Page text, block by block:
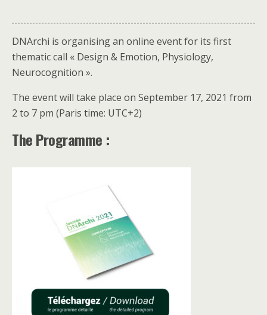
DNArchi is organising an online event for its first
thematic call « Design & Emotion, Physiology,
Neurocognition ».
The event will take place on September 17, 2021 from
2 to 7 pm (Paris time: UTC+2)
The Programme :